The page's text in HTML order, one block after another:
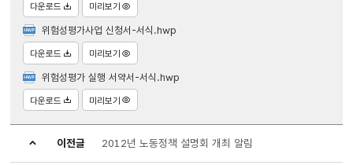
다운로드 미리보기
위험성평가사업 신청서-서식.hwp
다운로드 미리보기
위험성평가 실행 서약서-서식.hwp
다운로드 미리보기
이전글 2012년 노동정책 설명회 개최 알림